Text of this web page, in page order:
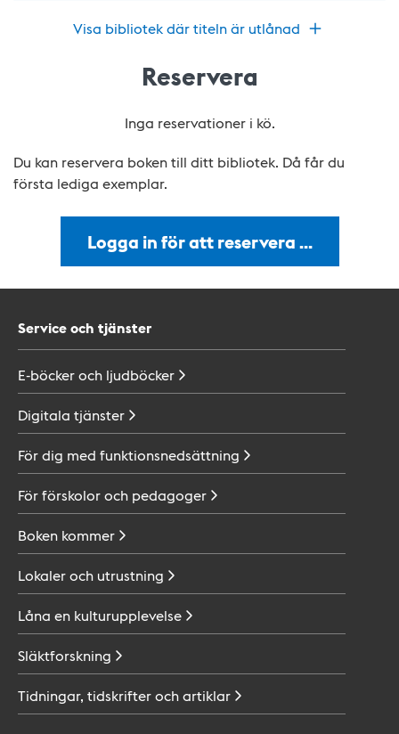
Visa bibliotek där titeln är utlånad
Reservera
Inga reservationer i kö.
Du kan reservera boken till ditt bibliotek. Då får du
första lediga exemplar.
Logga in för att reservera …
Service och tjänster
E-böcker och ljudböcker
Digitala tjänster
För dig med funktionsnedsättning
För förskolor och pedagoger
Boken kommer
Lokaler och utrustning
Låna en kulturupplevelse
Släktforskning
Tidningar, tidskrifter ochartiklar